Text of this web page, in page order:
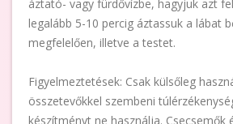
áztató- vagy fürdővízbe, hagyjuk azt
legalább 5-10 percig áztassuk a lábat
megfelelően, illetve a testet.
Figyelmeztetések: Csak külsőleg
összetevőkkel szembeni
készítményt ne használja. Csecsemők